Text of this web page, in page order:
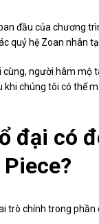
đầu của chương
quỷ hệ Zoan nhân
cùng, người hâm mộ
khi chúng tôi có thể
đại có